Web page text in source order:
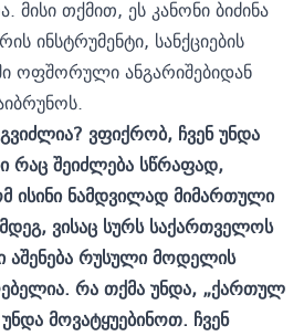
მისი თქმით, ეს კანონი ბიძინა
ინსტრუმენტი, სანქციების
ოფშორული ანგარიშებიდან
ვფიქრობ, ჩვენ უნდა
რაც შეიძლება სწრაფად,
ისინი ნამდვილად მიმართული
ვისაც სურს საქართველოს
აშენება რუსული მოდელის
რა თქმა უნდა, „ქართულ
მოვატყუებინოთ. ჩვენ